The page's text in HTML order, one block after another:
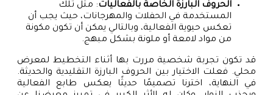
الحروف البارزة الخاصة بالفعاليات: مثل تلك
المستخدمة في الحفلات والمهرجانات، حيث يجب أن
تعكس حيوية الفعالية، وبالتالي يمكن أن تكون مكونة
من مواد لامعة أو ملونة بشكل مبهج.
قد تكون تجربة شخصية مررت بها أثناء التخطيط لمعرض
محلي. فعلت الاختيار بين الحروف البارزة التقليدية والحديثة.
في النهاية، اخترنا تصميمًا حديثًا يعكس طابع الفعالية